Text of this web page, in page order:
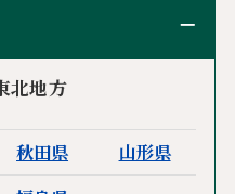
北地方
秋田県
山形県